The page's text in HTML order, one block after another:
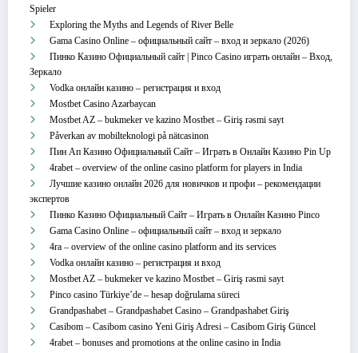
Spieler
Exploring the Myths and Legends of River Belle
Gama Casino Online – официальный сайт – вход и зеркало (2026)
Пинко Казино Официальный сайт | Pinco Casino играть онлайн – Вход,
Зеркало
Vodka онлайн казино – регистрация и вход
Mostbet Casino Azərbaycan
Mostbet AZ – bukmeker ve kazino Mostbet – Giriş rəsmi sayt
Påverkan av mobilteknologi på nätcasinon
Пин Ап Казино Официальный Сайт – Играть в Онлайн Казино Pin Up
4rabet – overview of the online casino platform for players in India
Лучшие казино онлайн 2026 для новичков и профи – рекомендации
экспертов
Пинко Казино Официальный Сайт – Играть в Онлайн Казино Pinco
Gama Casino Online – официальный сайт – вход и зеркало
4ra – overview of the online casino platform and its services
Vodka онлайн казино – регистрация и вход
Mostbet AZ – bukmeker ve kazino Mostbet – Giriş rəsmi sayt
Pinco casino Türkiye’de – hesap doğrulama süreci
Grandpashabet – Grandpashabet Casino – Grandpashabet Giriş
Casibom – Casibom casino Yeni Giriş Adresi – Casibom Giriş Güncel
4rabet – bonuses and promotions at the online casino in India